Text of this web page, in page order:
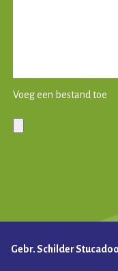
Voeg een bestand toe
Gebr. Schilder